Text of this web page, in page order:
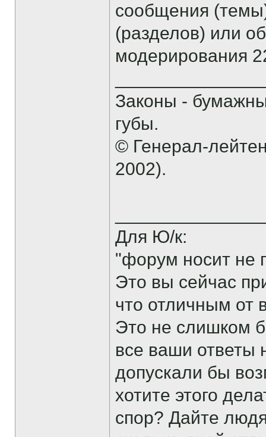
сообщения
(разделов) или
модерирования
Законы -
губы.
© Генерал-
2002).
Для Ю/к:
"форум носит не
Это вы сейчас
что отличным от
Это не слишком
все ваши ответы
допускали бы
хотите этого
спор? Дайте